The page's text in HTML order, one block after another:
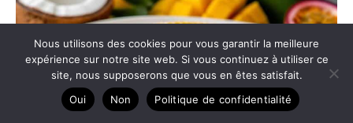
Nous utilisons des cookies pour vous garantir la meilleure
expérience sur notre site web. Si vous continuez à utiliser ce
site, nous supposerons que vous en êtes satisfait.
Oui
Non Politique de confidentialité